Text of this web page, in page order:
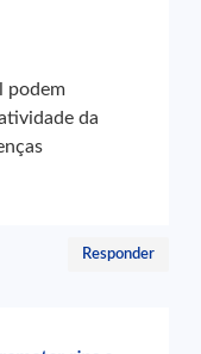
podem
da
Responder